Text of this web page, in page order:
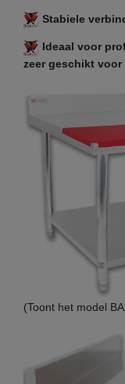
Stabiele
Ideaal voor
zeer geschikt
(Toont het model